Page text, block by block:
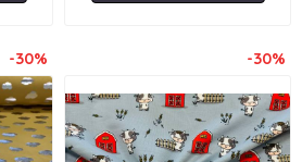
-30% -30%